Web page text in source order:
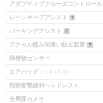
アダプティブクルーズコントロール
レーンキープアシスト
パーキングアシスト
アクセル踏み間違い防止装置
障害物センサー
エアバッグ：－/－/－/－
頸部衝撃緩和ヘッドレスト
全周囲カメラ